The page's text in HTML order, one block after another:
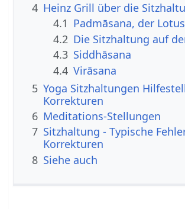
4 Heinz Grill über die
4.1 Padmāsana, der Lotus
4.2 Die Sitzhaltung auf
4.3 Siddhāsana
4.4 Virāsana
5 Yoga Sitzhaltungen
Korrekturen
6 Meditations-Stellungen
7 Sitzhaltung - Typische
Korrekturen
8 Siehe auch